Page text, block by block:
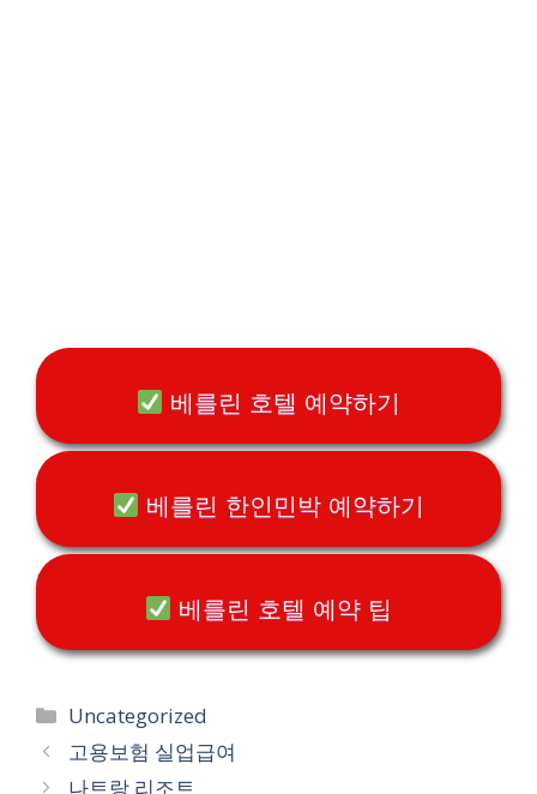
베를린 호텔 예약하기
베를린 한인민박 예약하기
베를린 호텔 예약 팁
카
테
Uncategorized
고용보험 실업급여
나트랑 리조트